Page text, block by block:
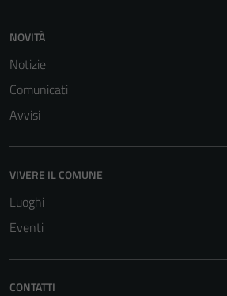
NOVITÀ
Notizie
Comunicati
Avvisi
VIVERE IL COMUNE
Luoghi
Eventi
CONTATTI